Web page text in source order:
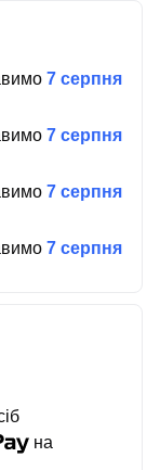
7 серпня
7 серпня
7 серпня
7 серпня
на